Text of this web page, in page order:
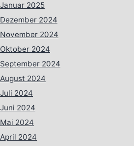
Januar 2025
Dezember 2024
November 2024
Oktober 2024
September 2024
August 2024
Juli 2024
Juni 2024
Mai 2024
April 2024